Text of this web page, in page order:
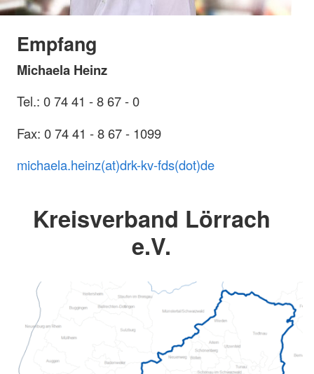
Empfang
Michaela Heinz
Tel.: 0 74 41 - 8 67 - 0
Fax: 0 74 41 - 8 67 - 1099
michaela.heinz(at)drk-kv-fds(dot)de
Kreisverband Lörrach
e.V.